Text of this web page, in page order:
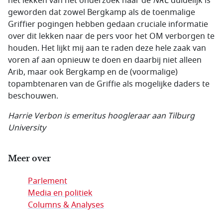
geworden dat zowel Bergkamp als de toenmalige
Griffier pogingen hebben gedaan cruciale informatie
over dit lekken naar de pers voor het OM verborgen te
houden. Het lijkt mij aan te raden deze hele zaak van
voren af aan opnieuw te doen en daarbij niet alleen
Arib, maar ook Bergkamp en de (voormalige)
topambtenaren van de Griffie als mogelijke daders te
beschouwen.
Harrie Verbon is emeritus hoogleraar aan Tilburg
University
Meer over
Parlement
Media en politiek
Columns & Analyses